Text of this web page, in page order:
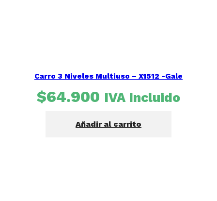
Carro 3 Niveles Multiuso – X1512 -Gale
$64.900 IVA Incluido
Añadir al carrito